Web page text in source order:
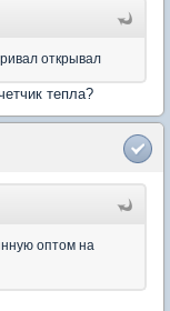
открывал
тепла?
оптом на